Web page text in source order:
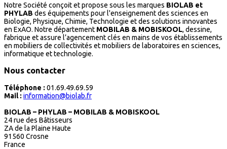
Notre Société conçoit et propose sous les marques BIOLAB et
PHYLAB des équipements pour l'enseignement des sciences en
Biologie, Physique, Chimie, Technologie et des solutions innovantes
en ExAO. Notre département MOBILAB & MOBISKOOL, dessine,
fabrique et assure l’agencement clés en mains de vos établissements
en mobiliers de collectivités et mobiliers de laboratoires en sciences,
informatique et technologie.
Nous contacter
Téléphone : 01.69.49.69.59
Mail : information@biolab.fr
BIOLAB – PHYLAB – MOBILAB & MOBISKOOL
24 rue des Bâtisseurs
ZA de la Plaine Haute
91560 Crosne
France